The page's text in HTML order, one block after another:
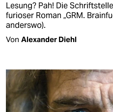
Lesung? Pah! Die
furioser Roman „GRM.
anderswo).
Von Alexander Diehl